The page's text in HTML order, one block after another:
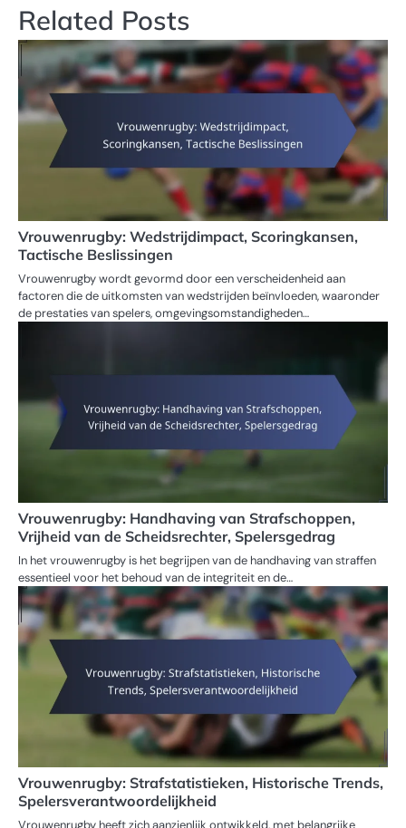
Related Posts
Vrouwenrugby: Wedstrijdimpact, Scoringkansen,
Tactische Beslissingen
Vrouwenrugby wordt gevormd door een verscheidenheid aan
factoren die de uitkomsten van wedstrijden beïnvloeden, waaronder
de prestaties van spelers, omgevingsomstandigheden…
Vrouwenrugby: Handhaving van Strafschoppen,
Vrijheid van de Scheidsrechter, Spelersgedrag
In het vrouwenrugby is het begrijpen van de handhaving van straffen
essentieel voor het behoud van de integriteit en de…
Vrouwenrugby: Strafstatistieken, Historische Trends,
Spelersverantwoordelijkheid
Vrouwenrugby heeft zich aanzienlijk ontwikkeld, met belangrijke